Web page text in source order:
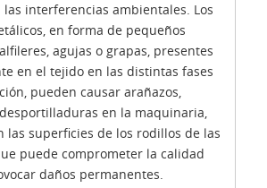
interferencias ambientales. Los
en forma de pequeños
agujas o grapas, presentes
en el tejido en las distintas fases
pueden causar arañazos,
en la maquinaria,
las superficies de los rodillos de las
puede comprometer la calidad
daños permanentes.